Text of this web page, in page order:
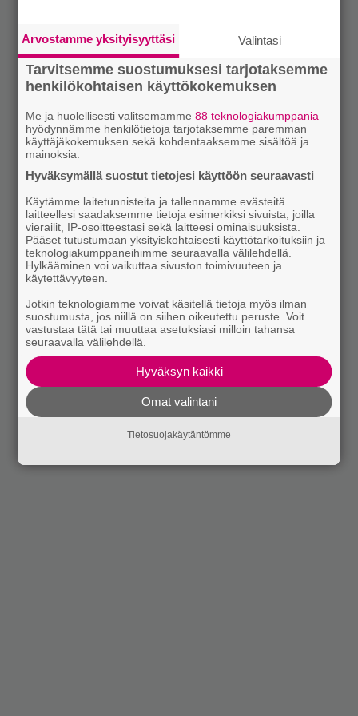
Arvostamme yksityisyyttäsi Valintasi
Tarvitsemme suostumuksesi tarjotaksemme
henkilökohtaisen käyttökokemuksen
Me ja huolellisesti valitsemamme88 teknologiakumppania
hyödynnämme henkilötietoja tarjotaksemme paremman
käyttäjäkokemuksen sekä kohdentaaksemme sisältöä ja
mainoksia.
Hyväksymällä suostut tietojesi käyttöön seuraavasti
Käytämme laitetunnisteita ja tallennamme evästeitä
laitteellesi saadaksemme tietoja esimerkiksi sivuista, joilla
vierailit, IP-osoitteestasi sekä laitteesi ominaisuuksista.
Pääset tutustumaan yksityiskohtaisesti käyttötarkoituksiin ja
teknologiakumppaneihimme seuraavalla välilehdellä.
Hylkääminen voi vaikuttaa sivuston toimivuuteen ja
käytettävyyteen.
Jotkin teknologiamme voivat käsitellä tietoja myös ilman
suostumusta, jos niillä on siihen oikeutettu peruste. Voit
vastustaa tätä tai muuttaa asetuksiasi milloin tahansa
seuraavalla välilehdellä.
Hyväksyn kaikki
Omat valintani
Tietosuojakäytäntömme